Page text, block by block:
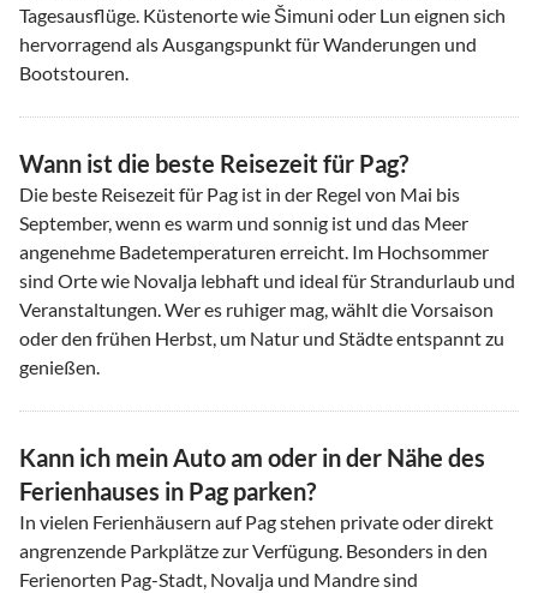
Tagesausflüge. Küstenorte wie Šimuni oder Lun eignen sich
hervorragend als Ausgangspunkt für Wanderungen und
Bootstouren.
Wann ist die beste Reisezeit für Pag?
Die beste Reisezeit für Pag ist in der Regel von Mai bis
September, wenn es warm und sonnig ist und das Meer
angenehme Badetemperaturen erreicht. Im Hochsommer
sind Orte wie Novalja lebhaft und ideal für Strandurlaub und
Veranstaltungen. Wer es ruhiger mag, wählt die Vorsaison
oder den frühen Herbst, um Natur und Städte entspannt zu
genießen.
Kann ich mein Auto am oder in der Nähe des
Ferienhauses in Pag parken?
In vielen Ferienhäusern auf Pag stehen private oder direkt
angrenzende Parkplätze zur Verfügung. Besonders in den
Ferienorten Pag-Stadt, Novalja und Mandre sind